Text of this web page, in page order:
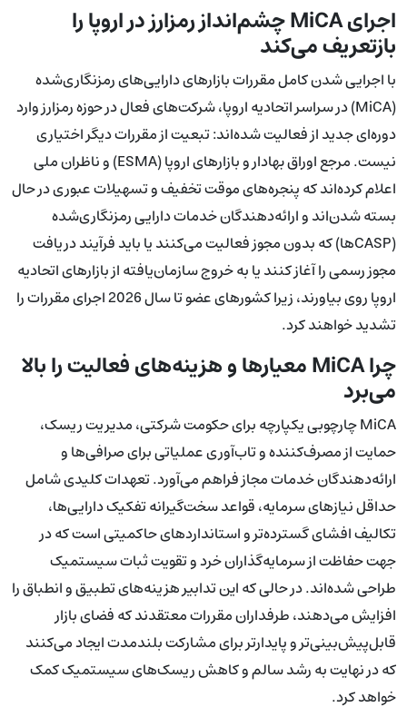
اجرای MiCA چشم‌انداز رمزارز در اروپا را
بازتعریف می‌کند
با اجرایی شدن کامل مقررات بازارهای دارایی‌های رمزنگاری‌شده
(MiCA) در سراسر اتحادیه اروپا، شرکت‌های فعال در حوزه رمزارز وارد
دوره‌ای جدید از فعالیت شده‌اند: تبعیت از مقررات دیگر اختیاری
نیست. مرجع اوراق بهادار و بازارهای اروپا (ESMA) و ناظران ملی
اعلام کرده‌اند که پنجره‌های موقت تخفیف و تسهیلات عبوری در حال
بسته شدن‌اند و ارائه‌دهندگان خدمات دارایی رمزنگاری‌شده
(CASPها) که بدون مجوز فعالیت می‌کنند یا باید فرآیند دریافت
مجوز رسمی را آغاز کنند یا به خروج سازمان‌یافته از بازارهای اتحادیه
اروپا روی بیاورند، زیرا کشورهای عضو تا سال 2026 اجرای مقررات را
تشدید خواهند کرد.
چرا MiCA معیارها و هزینه‌های فعالیت را بالا
می‌برد
MiCA چارچوبی یکپارچه برای حکومت شرکتی، مدیریت ریسک،
حمایت از مصرف‌کننده و تاب‌آوری عملیاتی برای صرافی‌ها و
ارائه‌دهندگان خدمات مجاز فراهم می‌آورد. تعهدات کلیدی شامل
حداقل نیازهای سرمایه، قواعد سخت‌گیرانه تفکیک دارایی‌ها،
تکالیف افشای گسترده‌تر و استانداردهای حاکمیتی است که در
جهت حفاظت از سرمایه‌گذاران خرد و تقویت ثبات سیستمیک
طراحی شده‌اند. در حالی که این تدابیر هزینه‌های تطبیق و انطباق را
افزایش می‌دهند، طرفداران مقررات معتقدند که فضای بازار
قابل‌پیش‌بینی‌تر و پایدارتر برای مشارکت بلندمدت ایجاد می‌کنند
که در نهایت به رشد سالم و کاهش ریسک‌های سیستمیک کمک
خواهد کرد.